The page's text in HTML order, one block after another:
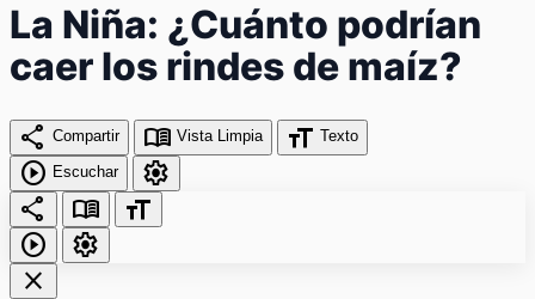
La Niña: ¿Cuánto podrían
caer los rindes de maíz?
share Compartir menu_book Vista Limpia format_size Texto
play_circle Escuchar
settings
share
menu_book
format_size
play_circle
settings
close